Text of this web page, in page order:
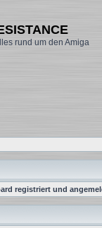
rund um den Amiga
registriert und